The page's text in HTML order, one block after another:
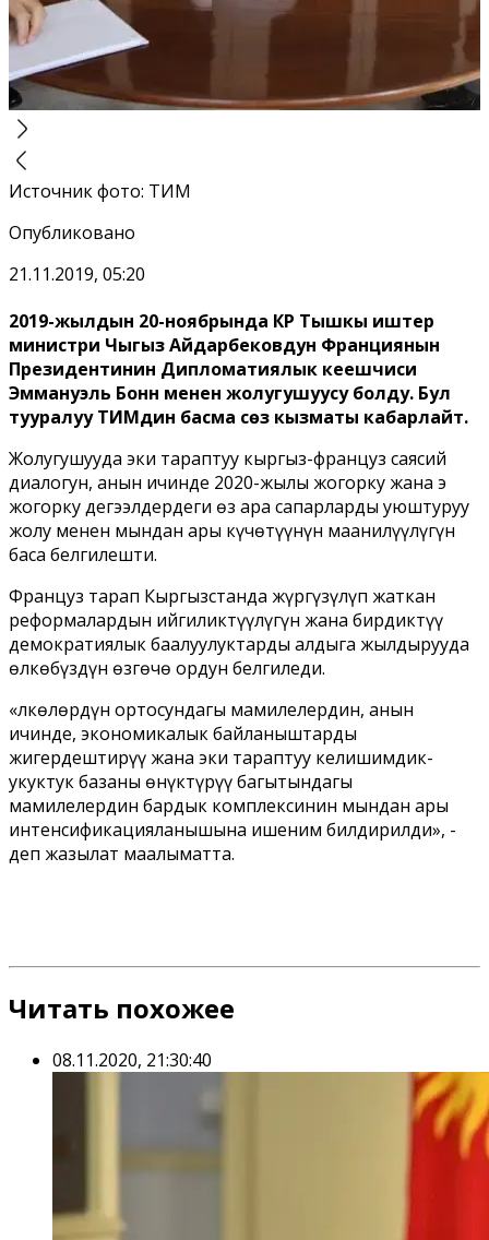
Источник фото: ТИМ
Опубликовано
21.11.2019, 05:20
2019-жылдын 20-ноябрында КР Тышкы иштер
министри Чыңгыз Айдарбековдун Франциянын
Президентинин Дипломатиялык кеңешчиси
Эммануэль Бонн менен жолугушуусу болду. Бул
тууралуу ТИМдин басма сөз кызматы кабарлайт.
Жолугушууда эки тараптуу кыргыз-француз саясий
диалогун, анын ичинде 2020-жылы жогорку жана эң
жогорку деңгээлдердеги өз ара сапарларды уюштуруу
жолу менен мындан ары күчөтүүнүн маанилүүлүгүн
баса белгилешти.
Француз тарап Кыргызстанда жүргүзүлүп жаткан
реформалардын ийгиликтүүлүгүн жана бирдиктүү
демократиялык баалуулуктарды алдыга жылдырууда
өлкөбүздүн өзгөчө ордун белгиледи.
«Өлкөлөрдүн ортосундагы мамилелердин, анын
ичинде, экономикалык байланыштарды
жигердештирүү жана эки тараптуу келишимдик-
укуктук базаны өнүктүрүү багытындагы
мамилелердин бардык комплексинин мындан ары
интенсификацияланышына ишеним билдирилди», -
деп жазылат маалыматта.
Читать похожее
08.11.2020, 21:30:40